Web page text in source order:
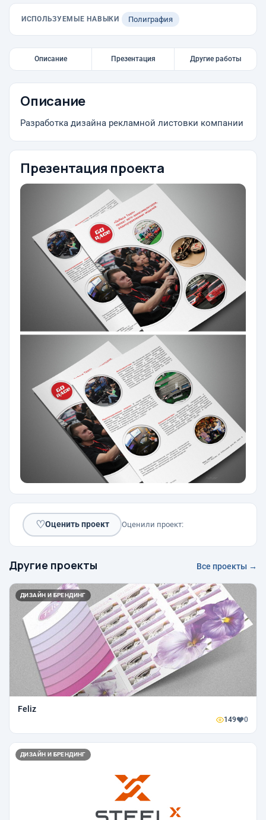
ИСПОЛЬЗУЕМЫЕ НАВЫКИ Полиграфия
Описание Презентация Другие работы
Описание
Разработка дизайна рекламной листовки компании
Презентация проекта
♡Оценить проект Оценили проект:
Другие проекты Все проекты →
ДИЗАЙН И БРЕНДИНГ
Feliz
149 0
ДИЗАЙН И БРЕНДИНГ